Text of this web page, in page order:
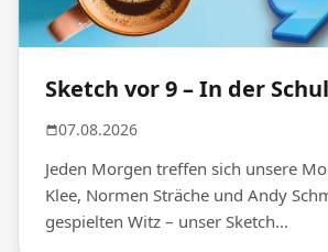
Sketch vor 9 – In der
07.08.2026
Jeden Morgen treffen sich unsere
Klee, Normen Sträche und Andy
gespielten Witz – unser Sketch...